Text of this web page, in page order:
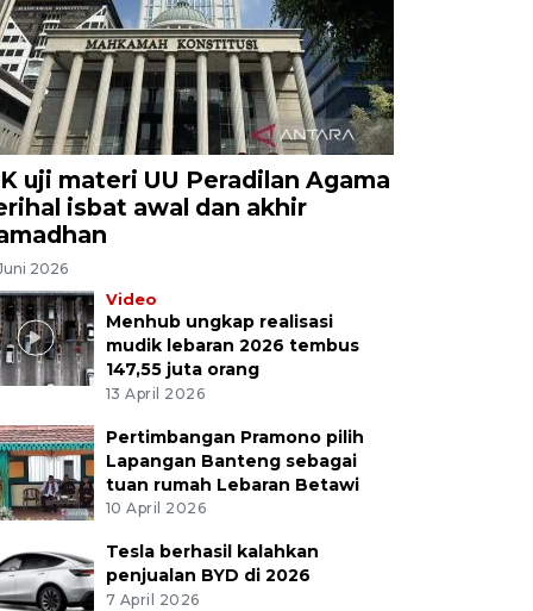
uji materi UU Peradilan Agama
isbat awal dan akhir
2026
Video
Menhub ungkap realisasi
mudik lebaran 2026 tembus
147,55 juta orang
13 April 2026
Pertimbangan Pramono pilih
Lapangan Banteng sebagai
tuan rumah Lebaran Betawi
10 April 2026
Tesla berhasil kalahkan
penjualan BYD di 2026
7 April 2026